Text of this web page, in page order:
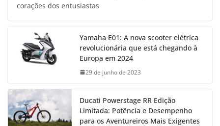
corações dos entusiastas
Yamaha E01: A nova scooter elétrica
revolucionária que está chegando à
Europa em 2024
29 de junho de 2023
Ducati Powerstage RR Edição
Limitada: Potência e Desempenho
para os Aventureiros Mais Exigentes